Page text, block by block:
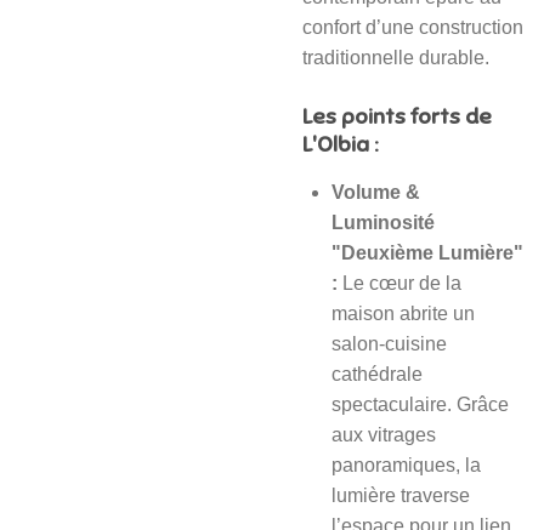
confort d’une construction
traditionnelle durable.
Les points forts de
L'Olbia :
Volume &
Luminosité
"Deuxième Lumière"
: Le cœur de la
maison abrite un
salon-cuisine
cathédrale
spectaculaire. Grâce
aux vitrages
panoramiques, la
lumière traverse
l’espace pour un lien